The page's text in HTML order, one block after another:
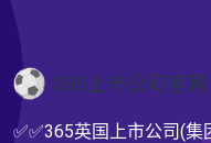
✅✅365英国上市公司(